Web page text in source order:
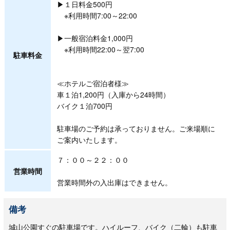
駐車料金
▶１日料金500円
※利用時間7:00～22:00
▶一般宿泊料金1,000円
※利用時間22:00～翌7:00
≪ホテルご宿泊者様≫
車１泊1,200円（入庫から24時間）
バイク１泊700円
駐車場のご予約は承っておりません。ご来場順に
ご案内いたします。
営業時間
７：００～２２：００
営業時間外の入出庫はできません。
備考
城山公園すぐの駐車場です。ハイルーフ、バイク（二輪）も駐車